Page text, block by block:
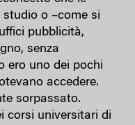
o –come si
pubblicità,
senza
ero uno dei pochi
accedere.
sorpassato.
corsi universitari di